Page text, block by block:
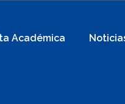
Académica